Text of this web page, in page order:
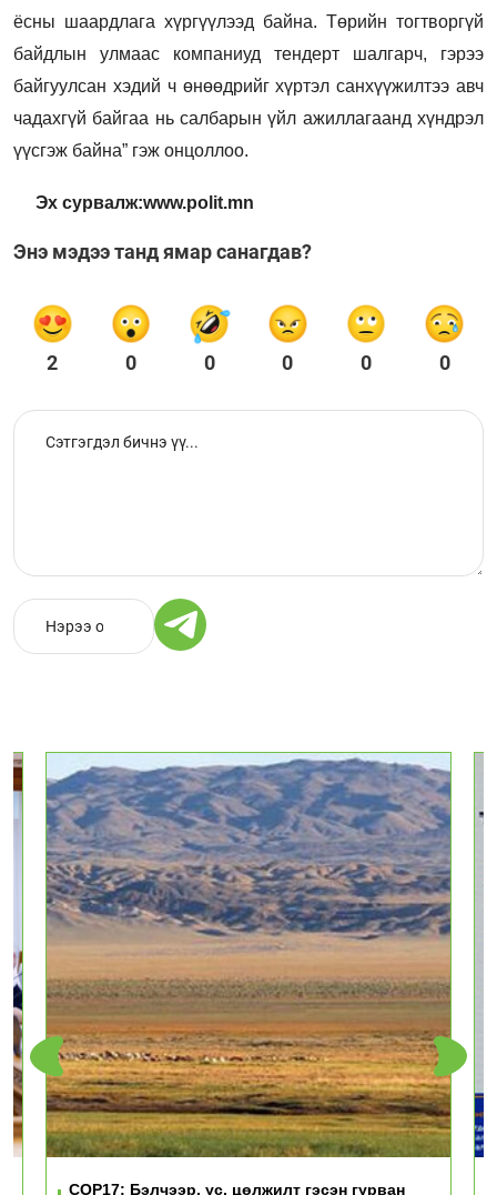
ёсны шаардлага хүргүүлээд байна. Төрийн тогтворгүй
байдлын улмаас компаниуд тендерт шалгарч, гэрээ
байгуулсан хэдий ч өнөөдрийг хүртэл санхүүжилтээ авч
чадахгүй байгаа нь салбарын үйл ажиллагаанд хүндрэл
үүсгэж байна” гэж онцоллоо.
Эх сурвалж:www.polit.mn
Энэ мэдээ танд ямар санагдав?
2 0 0 0 0 0
COP17: Бэлчээр, ус, цөлжилт гэсэн гурван